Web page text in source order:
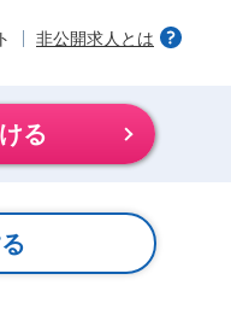
非公開求人とは
る